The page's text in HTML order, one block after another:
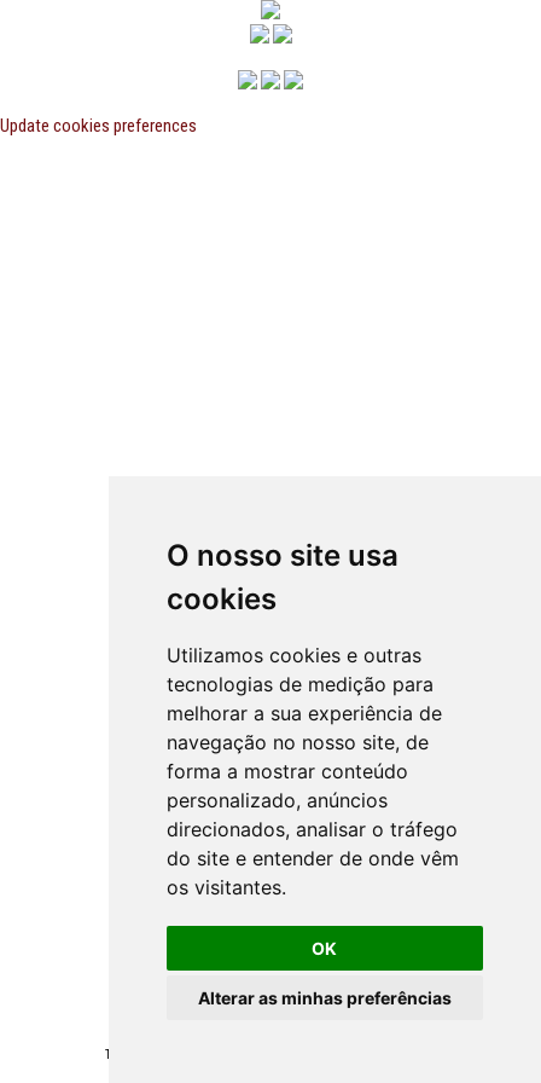
O nosso site usa
cookies
Utilizamos cookies e outras
tecnologias de medição para
melhorar a sua experiência de
navegação no nosso site, de
forma a mostrar conteúdo
personalizado, anúncios
direcionados, analisar o tráfego
do site e entender de onde vêm
os visitantes.
OK
Alterar as minhas preferências
Todos los derechos reservados ©
Update cookies preferences